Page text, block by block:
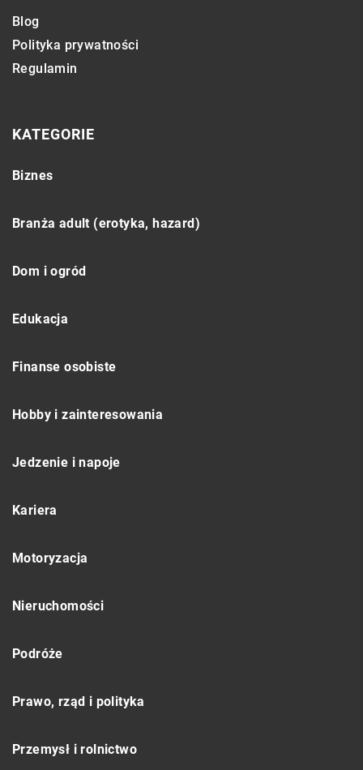
Blog
Polityka prywatności
Regulamin
KATEGORIE
Biznes
Branża adult (erotyka, hazard)
Dom i ogród
Edukacja
Finanse osobiste
Hobby i zainteresowania
Jedzenie i napoje
Kariera
Motoryzacja
Nieruchomości
Podróże
Prawo, rząd i polityka
Przemysł i rolnictwo